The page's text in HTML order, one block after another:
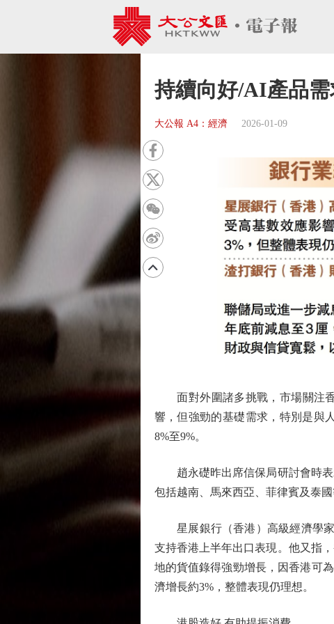
持續向好/AI產品
大公報 A4：經濟 2026-01-09
面對外圍諸多挑戰，市場關注香
響，但強勁的基礎需求，特別是與
8%至9%。
趙永礎昨出席信保局研討會時表
包括越南、馬來西亞、菲律賓及泰
星展銀行（香港）高級經濟學家
支持香港上半年出口表現。他又指
地的貨值錄得強勁增長，因香港可
濟增長約3%，整體表現仍理想。